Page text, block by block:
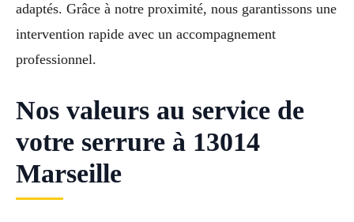
adaptés. Grâce à notre proximité, nous garantissons une
intervention rapide avec un accompagnement
professionnel.
Nos valeurs au service de
votre serrure à 13014
Marseille